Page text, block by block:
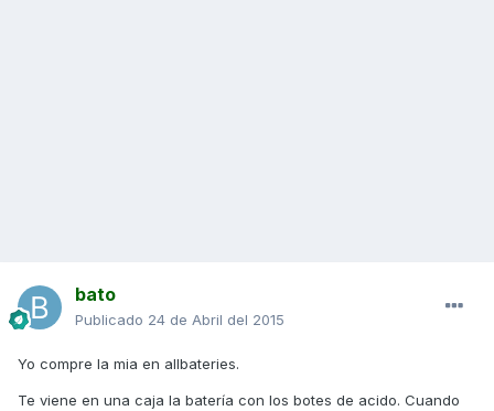
bato
Publicado 24 de Abril del 2015
Yo compre la mia en allbateries.
Te viene en una caja la batería con los botes de acido. Cuando